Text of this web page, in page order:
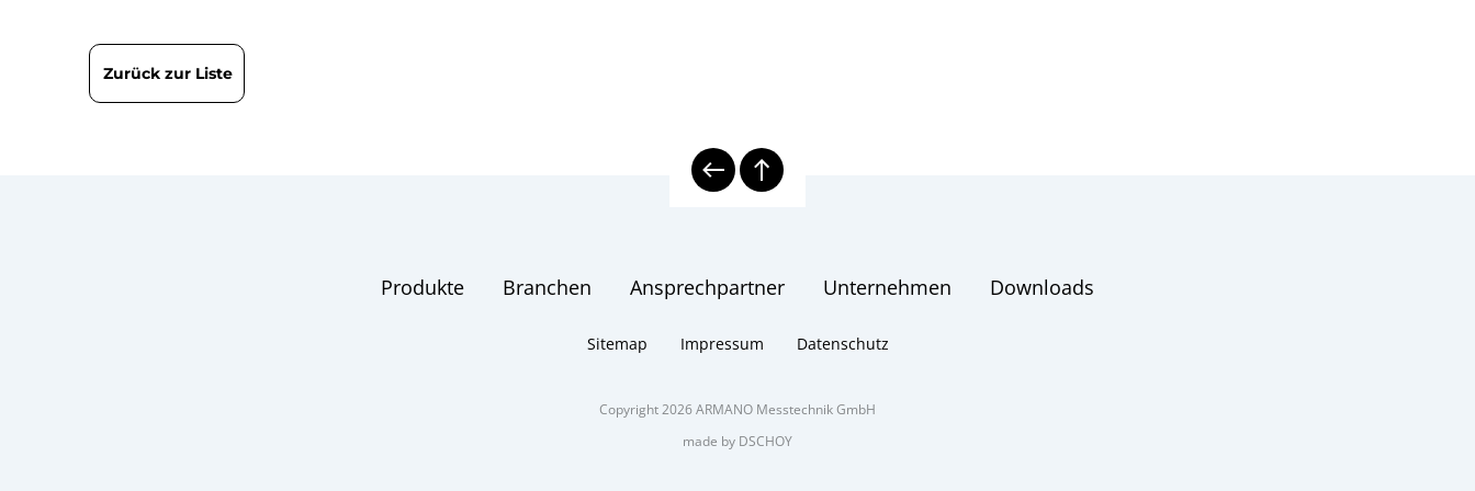
Checkliste
Zurück zur Liste
Produkte Branchen Ansprechpartner Unternehmen Downloads
Sitemap Impressum Datenschutz
Copyright 2026 ARMANO Messtechnik GmbH
made by DSCHOY